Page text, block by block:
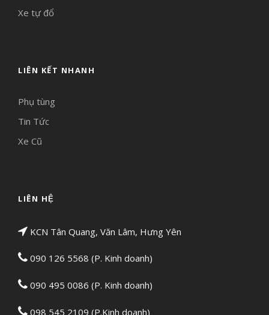
Xe tự đổ
LIÊN KẾT NHANH
Phụ tùng
Tin Tức
Xe Cũ
LIÊN HỆ
KCN Tân Quang, Văn Lâm, Hưng Yên
090 126 5568 (P. Kinh doanh)
090 495 0086 (P. Kinh doanh)
098 545 2109 (P.Kinh doanh)